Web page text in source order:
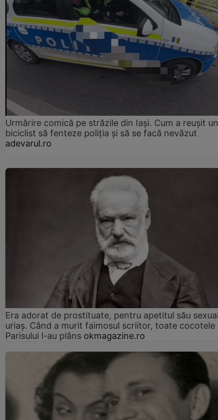
Urmărire comică pe străzile din Iași. Cum a reușit un
biciclist să fenteze poliția și să se facă nevăzut
adevarul.ro
Era adorat de prostituate, pentru apetitul său
uriaș. Când a murit faimosul scriitor, toate cocotele
Parisului l-au plâns okmagazine.ro